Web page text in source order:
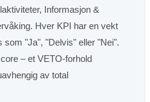
Informasjon &
Hver KPI har en vekt
som "Ja", "Delvis" eller "Nei".
– et VETO-forhold
av total